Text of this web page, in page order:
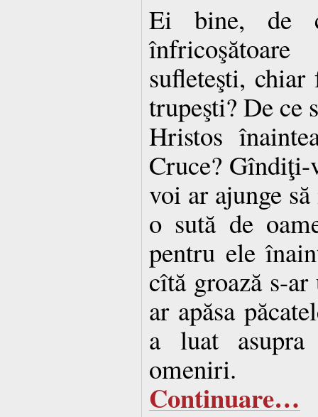
Ei bine, de
sufleteşti,
trupeşti? De ce
Hristos
Cruce? Gîndiţi-
voi ar ajunge
o sută de
pentru ele
cîtă groază s-
ar apăsa
a luat asupra
omeniri.
Continuare…